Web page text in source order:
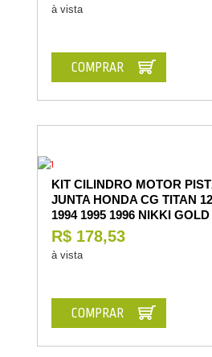
à vista
COMPRAR
KIT CILINDRO MOTOR
JUNTA HONDA CG TITAN
1994 1995 1996 NIKKI GOLD
R$ 178,53
à vista
COMPRAR